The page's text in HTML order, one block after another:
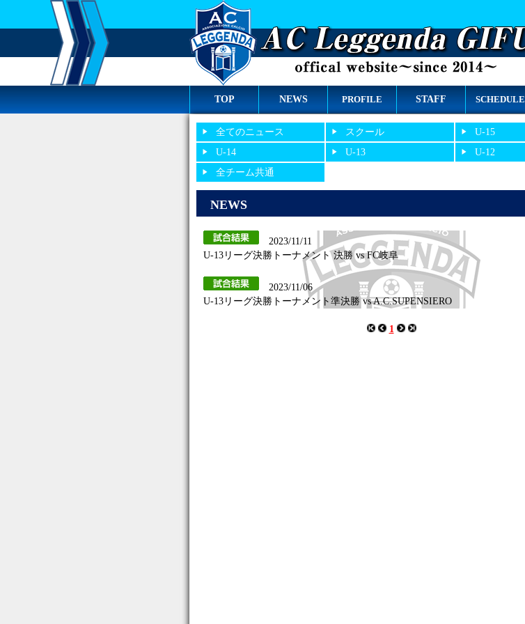
TOP NEWS PROFILE STAFF SCHEDULE
全てのニュース スクール
U-15
U-14
U-13
U-12
全チーム共通
NEWS
2023/11/11
U-13リーグ決勝トーナメント 決勝 vs FC岐阜
2023/11/06
U-13リーグ決勝トーナメント準決勝 vs A.C.SUPENSIERO
1